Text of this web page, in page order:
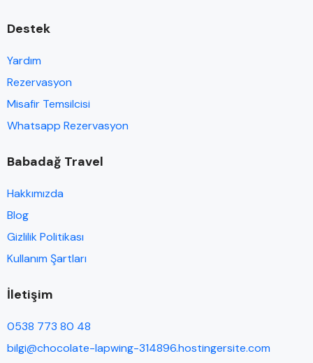
Destek
Yardım
Rezervasyon
Misafir Temsilcisi
Whatsapp Rezervasyon
Babadağ Travel
Hakkımızda
Blog
Gizlilik Politikası
Kullanım Şartları
İletişim
0538 773 80 48
bilgi@chocolate-lapwing-314896.hostingersite.com